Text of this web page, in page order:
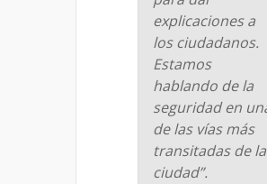
explicaciones a
los ciudadanos.
Estamos
hablando de la
seguridad en
de las vías más
transitadas de la
ciudad”.